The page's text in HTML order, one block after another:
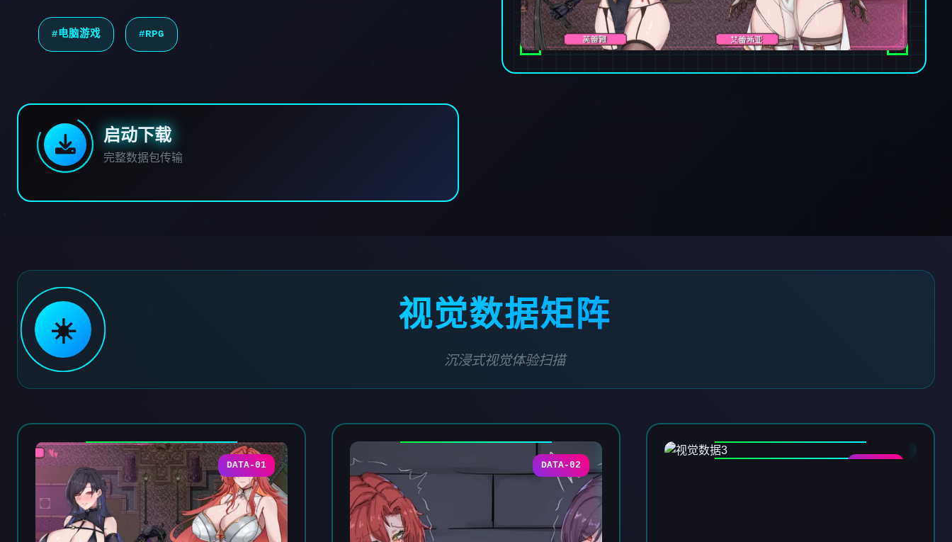
#电脑游戏 #RPG
启动下载
完整数据包传输
☀️ 视觉数据矩阵
沉浸式视觉体验扫描
DATA-01 DATA-02